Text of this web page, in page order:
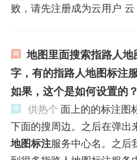
败，请先注册成为云用户 云
地图里面搜索指路人
字，有的指路人地图标注
如果，这个是如何设置的？
供热个 面上的的标注图
下面的搜周边。之后在弹出
地图标注服务中心名。之后